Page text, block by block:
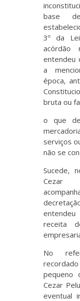
base
3º da
acórdão
entendeu
a
época,
bruta ou
o que
serviços
não se
Sucede,
Cezar
receita
No
pequeno
Cezar
eventual